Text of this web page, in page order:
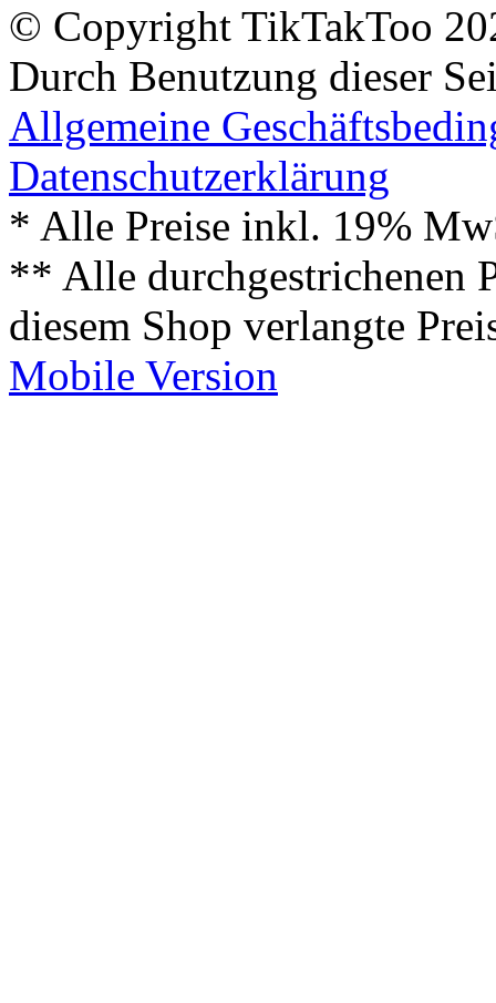
© Copyright TikTakToo
Durch Benutzung dieser
Allgemeine
Datenschutzerklärung
* Alle Preise inkl. 19%
** Alle durchgestrichenen
diesem Shop verlangte
Mobile Version